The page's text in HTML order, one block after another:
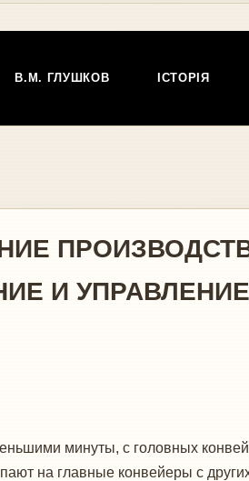
В.М. ГЛУШКОВ ІСТОРІЯ
И УПРАВЛЕНИЕ
минуты, с головных
на главные конвейеры с